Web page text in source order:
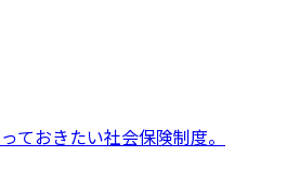
ておきたい社会保険制度。